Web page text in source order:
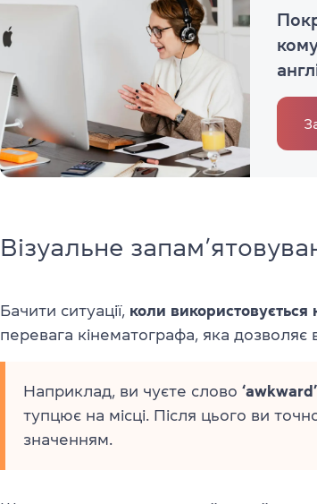
Візуальне
Бачити ситуації, коли використовується
перевага кінематографа, яка дозволяє
Наприклад, ви чуєте слово ‘awkward’
тупцює на місці. Після цього ви
значенням.